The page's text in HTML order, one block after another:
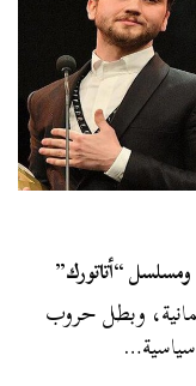
“أتاتورك”
وبطل حروب